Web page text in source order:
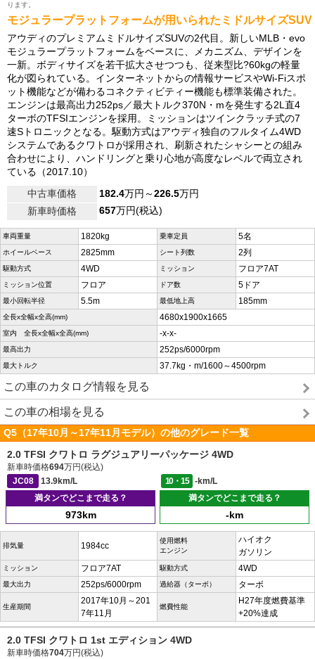
ります。
モジュラープラットフォームが用いられたミドルサイズSUV
アウディのプレミアムミドルサイズSUVの2代目。新しいMLB・evo
モジュラープラットフォームをベースに、メカニズム、デザインを
一新。ボディサイズを若干拡大させつつも、従来型比?60kgの軽量
化が図られている。インターネットからの情報サービスやWi-Fiスポ
ット機能などが備わるコネクティビティー機能も標準装備された。
エンジンは最高出力252ps／最大トルク370N・mを発生する2L直4
ターボのTFSIエンジンを採用。ミッションはツインクラッチ式の7
速Sトロニックとなる。駆動方式はアウディ独自のフルタイム4WD
システムであるクワトロが採用され、刷新されたシャシーとの組み
合わせにより、ハンドリングと乗り心地が高度なレベルで両立され
ている（2017.10）
中古車価格
182.4万円～226.5万円
新車時価格
657万円(税込)
車両重量 1820kg 乗車定員 5名
ホイールベース 2825mm シート列数 2列
駆動方式 4WD ミッション フロア7AT
ミッション位置 フロア ドア数 5ドア
最小回転半径 5.5m 最低地上高 185mm
全長x全幅x全高(mm) 4680x1900x1665
室内 全長x全幅x全高(mm) -x-x-
最高出力 252ps/6000rpm
最大トルク 37.7kg・m/1600～4500rpm
この車のカタログ情報を見る
この車の相場を見る
Q5（17年10月～17年11月モデル）の他のグレード一覧
2.0 TFSI クワトロ ラグジュアリーパッケージ 4WD
新車時価格694万円(税込)
JC08
13.9km/L 10・15
-km/L
満タンでどこまで走る？
973km
満タンでどこまで走る？
-km
排気量 1984cc
使用燃料
エンジン
ハイオク
ガソリン
ミッション フロア7AT 駆動方式 4WD
最大出力 252ps/6000rpm 過給器（ターボ） ターボ
生産期間
2017年10月～201
7年11月
燃費性能
H27年度燃費基準
+20%達成
2.0 TFSI クワトロ 1st エディション 4WD
新車時価格704万円(税込)